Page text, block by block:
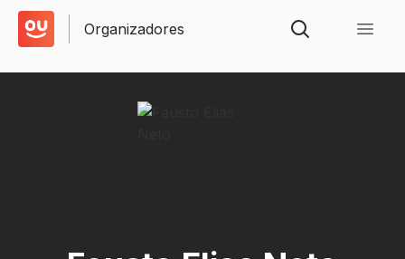
Organizadores